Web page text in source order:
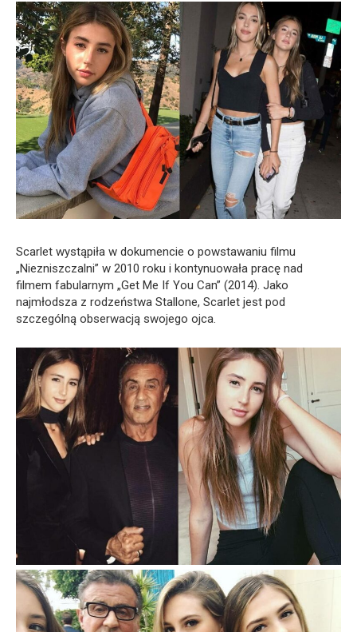
Scarlet wystąpiła w dokumencie o powstawaniu filmu
„Niezniszczalni” w 2010 roku i kontynuowała pracę nad
filmem fabularnym „Get Me If You Can” (2014). Jako
najmłodsza z rodzeństwa Stallone, Scarlet jest pod
szczególną obserwacją swojego ojca.